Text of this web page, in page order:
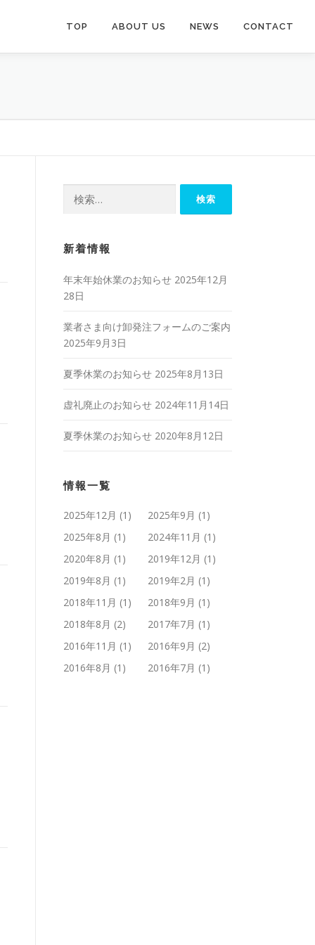
TOP ABOUT US NEWS CONTACT
新着情報
年末年始休業のお知らせ 2025年12月
28日
業者さま向け卸発注フォームのご案内
2025年9月3日
夏季休業のお知らせ 2025年8月13日
虚礼廃止のお知らせ 2024年11月14日
夏季休業のお知らせ 2020年8月12日
情報一覧
2025年12月 (1) 2025年9月 (1)
2025年8月 (1) 2024年11月 (1)
2020年8月 (1) 2019年12月 (1)
2019年8月 (1) 2019年2月 (1)
2018年11月 (1) 2018年9月 (1)
2018年8月 (2) 2017年7月 (1)
2016年11月 (1) 2016年9月 (2)
2016年8月 (1) 2016年7月 (1)